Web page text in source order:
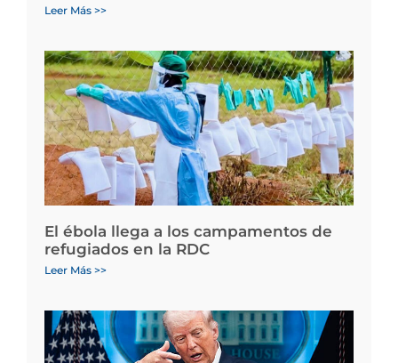
Leer Más >>
El ébola llega a los campamentos de
refugiados en la RDC
Leer Más >>